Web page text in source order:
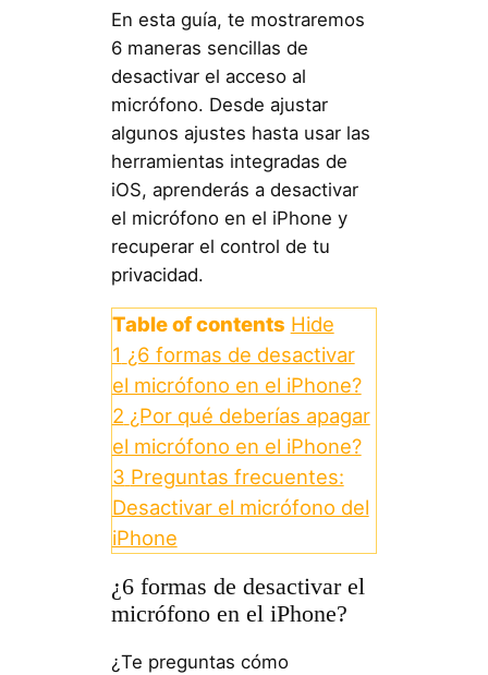
En esta guía, te mostraremos
6 maneras sencillas de
desactivar el acceso al
micrófono. Desde ajustar
algunos ajustes hasta usar las
herramientas integradas de
iOS, aprenderás a desactivar
el micrófono en el iPhone y
recuperar el control de tu
privacidad.
Table of contents Hide
1 ¿6 formas de desactivar
el micrófono en el iPhone?
2 ¿Por qué deberías apagar
el micrófono en el iPhone?
3 Preguntas frecuentes:
Desactivar el micrófono del
iPhone
¿6 formas de desactivar el
micrófono en el iPhone?
¿Te preguntas cómo